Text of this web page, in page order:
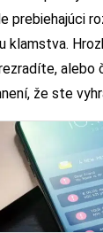
prebiehajúci
klamstva.
alebo
že ste